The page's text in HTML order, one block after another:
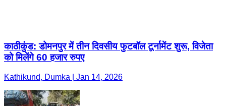
काठीकुंड: डोमनपुर में तीन दिवसीय फुटबॉल टूर्नामेंट शुरू, विजेता
को मिलेंगे 60 हजार रुपए
Kathikund, Dumka | Jan 14, 2026